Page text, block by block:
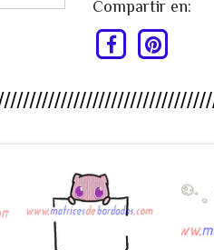
Compartir en:
KJ34UL -
Pokemon ...